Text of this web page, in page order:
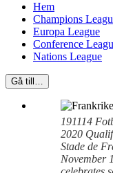
Hem
Champions
Europa League
Conference
Nations League
Gå till…
191114
2020
Stade de
November